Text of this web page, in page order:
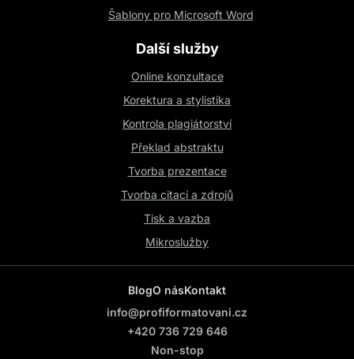
Šablony pro Microsoft Word
Další služby
Online konzultace
Korektura a stylistika
Kontrola plagiátorství
Překlad abstraktu
Tvorba prezentace
Tvorba citací a zdrojů
Tisk a vazba
Mikroslužby
BlogO násKontakt
info@profiformatovani.cz
+420 736 729 646
Non-stop